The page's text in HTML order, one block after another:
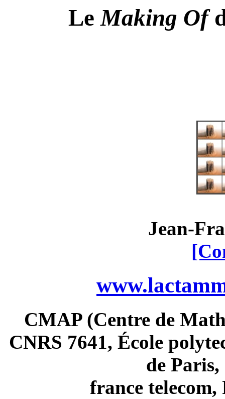
LeMaking Of
Jean-
CMAP (Centre de
CNRS 7641, École
de
france telecom,